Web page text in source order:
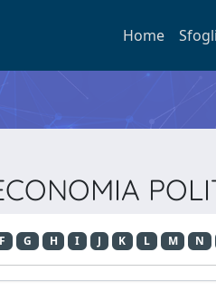
Home
F G H I J K L M N